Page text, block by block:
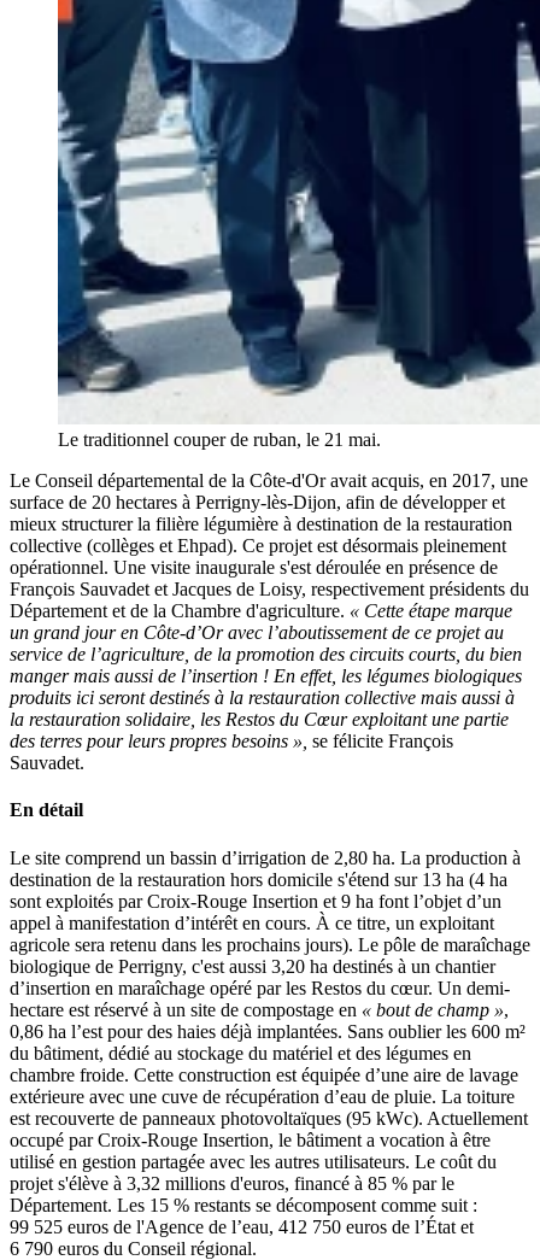
Le traditionnel couper de ruban, le 21 mai.
Le Conseil départemental de la Côte-d'Or avait acquis, en 2017, une
surface de 20 hectares à Perrigny-lès-Dijon, afin de développer et
mieux structurer la filière légumière à destination de la restauration
collective (collèges et Ehpad). Ce projet est désormais pleinement
opérationnel. Une visite inaugurale s'est déroulée en présence de
François Sauvadet et Jacques de Loisy, respectivement présidents du
Département et de la Chambre d'agriculture. « Cette étape marque
un grand jour en Côte-d’Or avec l’aboutissement de ce projet au
service de l’agriculture, de la promotion des circuits courts, du bien
manger mais aussi de l’insertion ! En effet, les légumes biologiques
produits ici seront destinés à la restauration collective mais aussi à
la restauration solidaire, les Restos du Cœur exploitant une partie
des terres pour leurs propres besoins », se félicite François
Sauvadet.
En détail
Le site comprend un bassin d’irrigation de 2,80 ha. La production à
destination de la restauration hors domicile s'étend sur 13 ha (4 ha
sont exploités par Croix-Rouge Insertion et 9 ha font l’objet d’un
appel à manifestation d’intérêt en cours. À ce titre, un exploitant
agricole sera retenu dans les prochains jours). Le pôle de maraîchage
biologique de Perrigny, c'est aussi 3,20 ha destinés à un chantier
d’insertion en maraîchage opéré par les Restos du cœur. Un demi-
hectare est réservé à un site de compostage en « bout de champ »,
0,86 ha l’est pour des haies déjà implantées. Sans oublier les 600 m²
du bâtiment, dédié au stockage du matériel et des légumes en
chambre froide. Cette construction est équipée d’une aire de lavage
extérieure avec une cuve de récupération d’eau de pluie. La toiture
est recouverte de panneaux photovoltaïques (95 kWc). Actuellement
occupé par Croix-Rouge Insertion, le bâtiment a vocation à être
utilisé en gestion partagée avec les autres utilisateurs. Le coût du
projet s'élève à 3,32 millions d'euros, financé à 85 % par le
Département. Les 15 % restants se décomposent comme suit :
99 525 euros de l'Agence de l’eau, 412 750 euros de l’État et
6 790 euros du Conseil régional.